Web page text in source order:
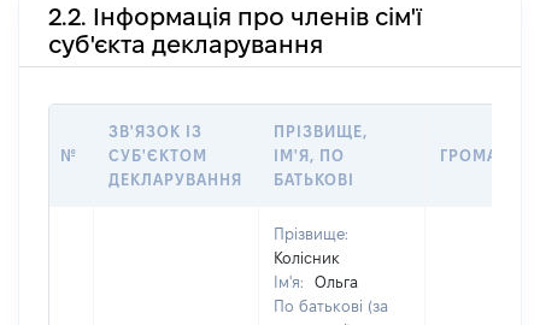
2.2. Інформація про членів сім'ї
суб'єкта декларування
№
ЗВ'ЯЗОК ІЗ
СУБ'ЄКТОМ
ДЕКЛАРУВАННЯ
ПРІЗВИЩЕ,
ІМ'Я, ПО
БАТЬКОВІ
Прізвище:
Колісник
Ім'я:
Ольга
По батькові (за